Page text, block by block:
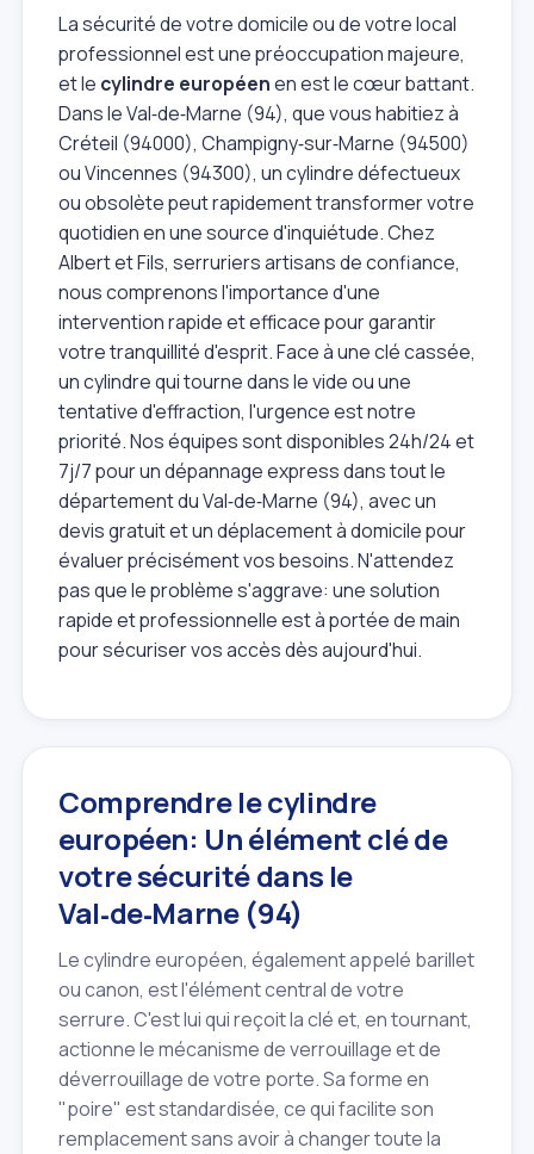
La sécurité de votre domicile ou de votre local
professionnel est une préoccupation majeure,
et le cylindre européenen est le cœur battant.
Dans le Val‑de‑Marne (94), que vous habitiez à
Créteil (94000), Champigny‑sur‑Marne (94500)
ou Vincennes (94300), un cylindre défectueux
ou obsolète peut rapidement transformer votre
quotidien en une source d'inquiétude. Chez
Albert et Fils, serruriers artisans de confiance,
nous comprenons l'importance d'une
intervention rapide et efficace pour garantir
votre tranquillité d'esprit. Face à une clé cassée,
un cylindre qui tourne dans le vide ou une
tentative d'effraction, l'urgence est notre
priorité. Nos équipes sont disponibles 24h/24 et
7j/7 pour un dépannage express dans tout le
département du Val‑de‑Marne (94), avec un
devis gratuit et un déplacement à domicile pour
évaluer précisément vos besoins. N'attendez
pas que le problème s'aggrave: une solution
rapide et professionnelle est à portée de main
pour sécuriser vos accès dès aujourd'hui.
Comprendre le cylindre
européen: Un élément clé de
votre sécurité dans le
Val‑de‑Marne (94)
Le cylindre européen, également appelé barillet
ou canon, est l'élément central de votre
serrure. C'est lui qui reçoit la clé et, en tournant,
actionne le mécanisme de verrouillage et de
déverrouillage de votre porte. Sa forme en
"poire" est standardisée, ce qui facilite son
remplacement sans avoir à changer toute la